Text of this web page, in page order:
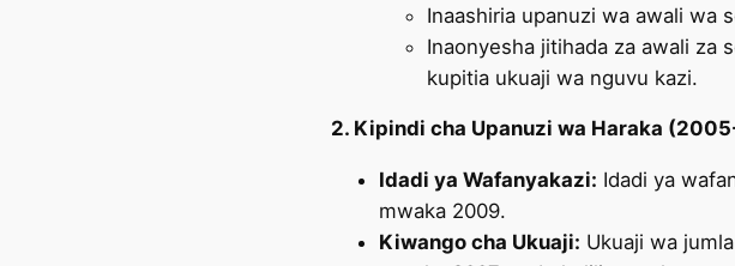
Inaashiria upanuzi wa awali wa
Inaonyesha jitihada za awali za
kupitia ukuaji wa nguvu kazi.
2. Kipindi cha Upanuzi wa Haraka
Idadi ya Wafanyakazi: Idadi ya
mwaka 2009.
Kiwango cha Ukuaji: Ukuaji wa